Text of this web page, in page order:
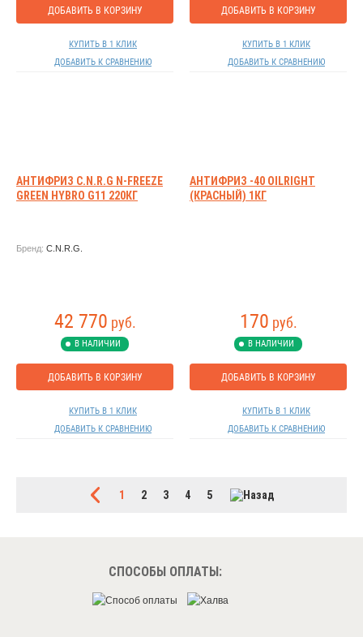
ДОБАВИТЬ В КОРЗИНУ
КУПИТЬ В 1 КЛИК
ДОБАВИТЬ К СРАВНЕНИЮ
ДОБАВИТЬ В КОРЗИНУ
КУПИТЬ В 1 КЛИК
ДОБАВИТЬ К СРАВНЕНИЮ
АНТИФРИЗ C.N.R.G N-FREEZE
GREEN HYBRO G11 220КГ
Бренд: C.N.R.G.
42 770 руб.
В НАЛИЧИИ
ДОБАВИТЬ В КОРЗИНУ
КУПИТЬ В 1 КЛИК
ДОБАВИТЬ К СРАВНЕНИЮ
АНТИФРИЗ -40 OILRIGHT
(КРАСНЫЙ) 1КГ
170 руб.
В НАЛИЧИИ
ДОБАВИТЬ В КОРЗИНУ
КУПИТЬ В 1 КЛИК
ДОБАВИТЬ К СРАВНЕНИЮ
1 2 3 4 5
СПОСОБЫ ОПЛАТЫ: